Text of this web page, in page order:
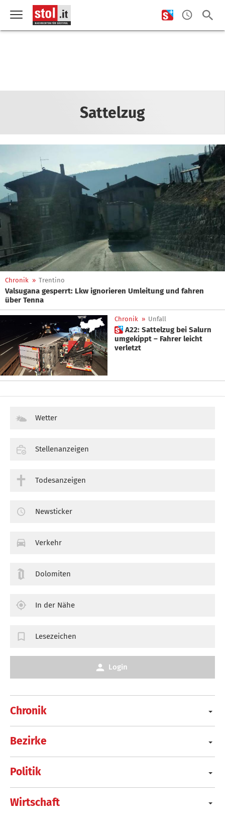
Sattelzug
Chronik » Trentino
Valsugana gesperrt: Lkw ignorieren Umleitung und fahren
über Tenna
Chronik » Unfall
 A22: Sattelzug bei Salurn
umgekippt – Fahrer leicht
verletzt
Chronik
Bezirke
Politik
Wirtschaft
Wetter
Stellenanzeigen
Todesanzeigen
Newsticker
Verkehr
Dolomiten
In der Nähe
Lesezeichen
Login